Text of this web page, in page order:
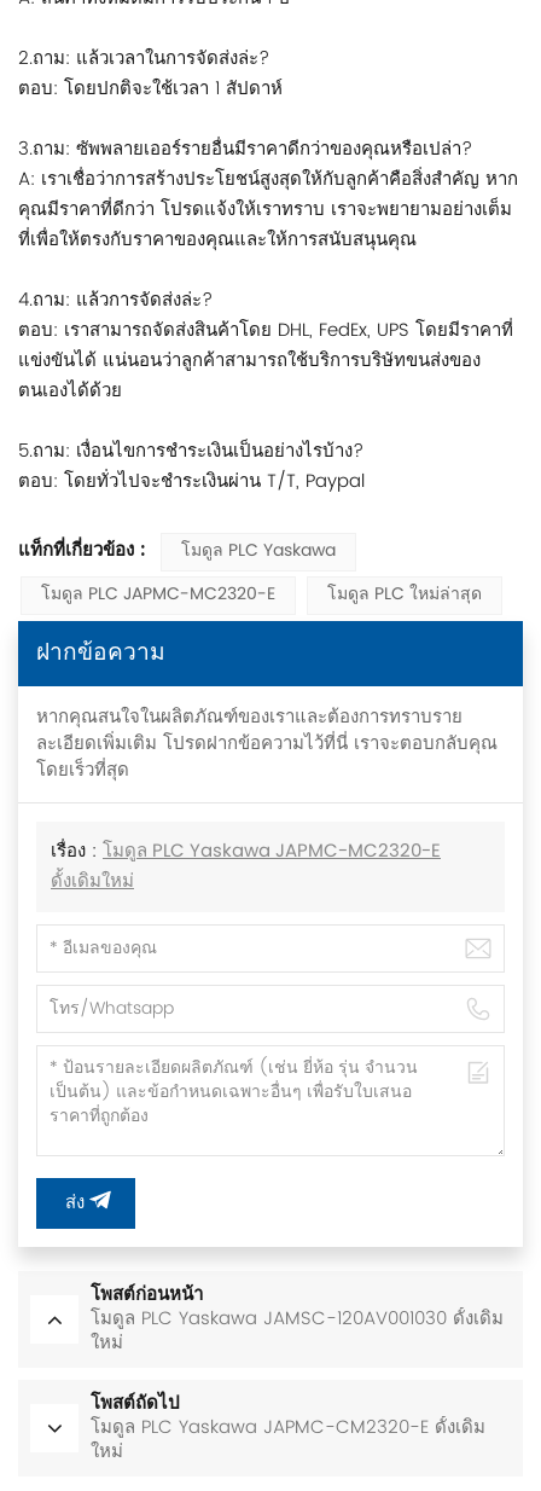
2.ถาม: แล้วเวลาในการจัดส่งล่ะ?
ตอบ: โดยปกติจะใช้เวลา 1 สัปดาห์
3.ถาม: ซัพพลายเออร์รายอื่นมีราคาดีกว่าของคุณหรือเปล่า?
A: เราเชื่อว่าการสร้างประโยชน์สูงสุดให้กับลูกค้าคือสิ่งสำคัญ หาก
คุณมีราคาที่ดีกว่า โปรดแจ้งให้เราทราบ เราจะพยายามอย่างเต็ม
ที่เพื่อให้ตรงกับราคาของคุณและให้การสนับสนุนคุณ
4.ถาม: แล้วการจัดส่งล่ะ?
ตอบ: เราสามารถจัดส่งสินค้าโดย DHL, FedEx, UPS โดยมีราคาที่
แข่งขันได้ แน่นอนว่าลูกค้าสามารถใช้บริการบริษัทขนส่งของ
ตนเองได้ด้วย
5.ถาม: เงื่อนไขการชำระเงินเป็นอย่างไรบ้าง?
ตอบ: โดยทั่วไปจะชำระเงินผ่าน T/T, Paypal
แท็กที่เกี่ยวข้อง :
โมดูล PLC Yaskawa
โมดูล PLC JAPMC-MC2320-E
โมดูล PLC ใหม่ล่าสุด
ฝากข้อความ
หากคุณสนใจในผลิตภัณฑ์ของเราและต้องการทราบราย
ละเอียดเพิ่มเติม โปรดฝากข้อความไว้ที่นี่ เราจะตอบกลับคุณ
โดยเร็วที่สุด
เรื่อง : โมดูล PLC Yaskawa JAPMC-MC2320-E
ดั้งเดิมใหม่
ส่ง
โพสต์ก่อนหน้า
โมดูล PLC Yaskawa JAMSC-120AV001030 ดั้งเดิม
ใหม่
โพสต์ถัดไป
โมดูล PLC Yaskawa JAPMC-CM2320-E ดั้งเดิม
ใหม่